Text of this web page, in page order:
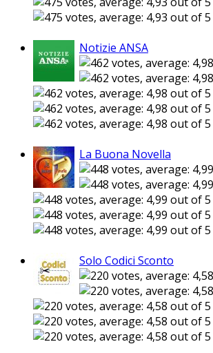
Notizie ANSA
La Buona Novella
Solo Codici Sconto